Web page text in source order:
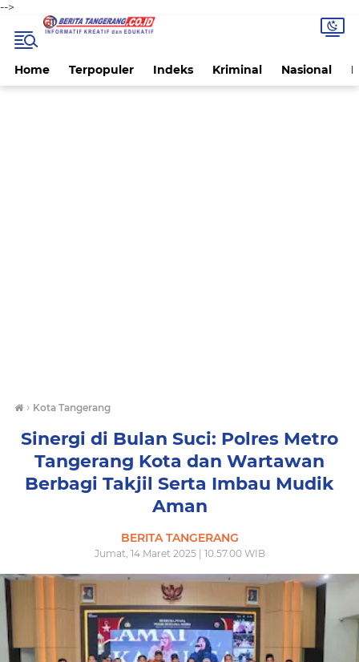
-->
Home Terpopuler Indeks Kriminal Nasional
› Kota Tangerang
Sinergi di Bulan Suci: Polres Metro
Tangerang Kota dan Wartawan
Berbagi Takjil Serta Imbau Mudik
Aman
BERITA TANGERANG
Jumat, 14 Maret 2025 | 10.57.00 WIB